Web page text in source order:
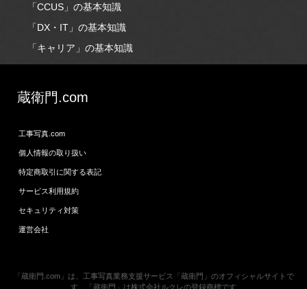
「CCUS」の基本知識
「DX・IT」の基本知識
「キャリア」の基本知識
蔵衛門.com
工事写真.com
個人情報の取り扱い
特定商取引に関する表記
サービス利用規約
セキュリティ対策
運営会社
「蔵衛門.com」は、工事写真業務支援サービス「蔵衛門」のオフィシャルサイトで
す。「蔵衛門」は株式会社ルクレの登録商標です